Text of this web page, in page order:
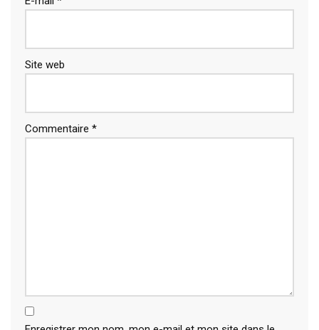
Site web
Commentaire *